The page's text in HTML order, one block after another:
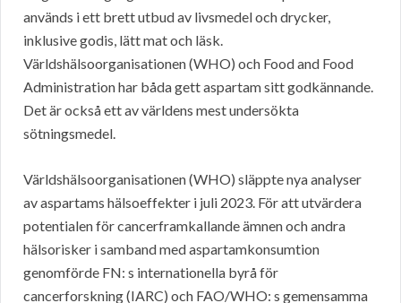
används i ett brett utbud av livsmedel och drycker,
inklusive godis, lätt mat och läsk.
Världshälsoorganisationen (WHO) och Food and Food
Administration har båda gett aspartam sitt godkännande.
Det är också ett av världens mest undersökta
sötningsmedel.
Världshälsoorganisationen (WHO) släppte nya analyser
av aspartams hälsoeffekter i juli 2023. För att utvärdera
potentialen för cancerframkallande ämnen och andra
hälsorisker i samband med aspartamkonsumtion
genomförde FN: s internationella byrå för
cancerforskning (IARC) och FAO/WHO: s gemensamma